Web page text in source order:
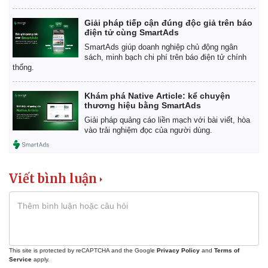
Giải pháp tiếp cận đúng độc giả trên báo
điện tử cùng SmartAds
SmartAds giúp doanh nghiệp chủ động ngân
sách, minh bạch chi phí trên báo điện tử chính
thống.
Khám phá Native Article: kể chuyện
thương hiệu bằng SmartAds
Giải pháp quảng cáo liền mạch với bài viết, hòa
vào trải nghiệm đọc của người dùng.
Viết bình luận
This site is protected by reCAPTCHA and the Google Privacy Policy and Terms of
Service apply.